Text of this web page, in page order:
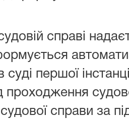
справі
першої
проходження
справи за